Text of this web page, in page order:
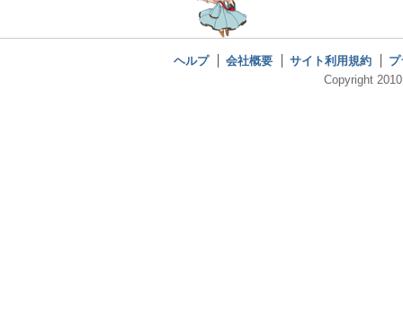
ヘルプ 会社概要 サイト利用規約
Copyright